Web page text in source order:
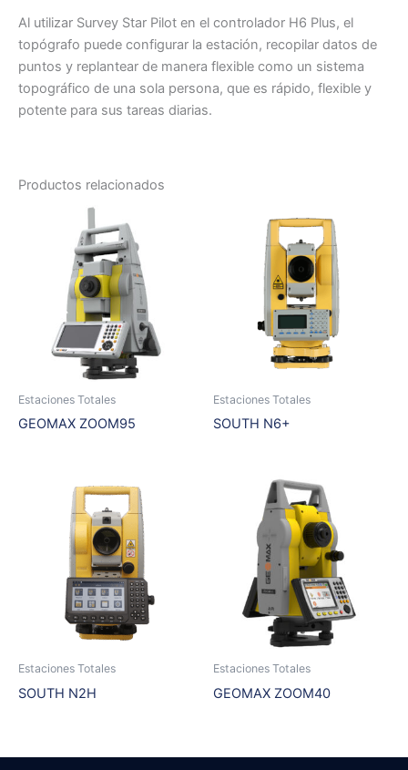
Al utilizar Survey Star Pilot en el controlador H6 Plus, el
topógrafo puede configurar la estación, recopilar datos de
puntos y replantear de manera flexible como un sistema
topográfico de una sola persona, que es rápido, flexible y
potente para sus tareas diarias.
Productos relacionados
Estaciones Totales
GEOMAX ZOOM95
Estaciones Totales
SOUTH N6+
Estaciones Totales
SOUTH N2H
Estaciones Totales
GEOMAX ZOOM40